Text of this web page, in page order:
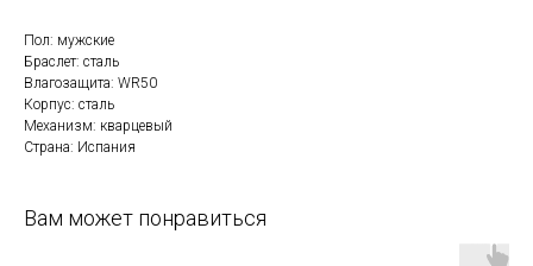
Пол: мужские
Браслет: сталь
Влагозащита: WR50
Корпус: сталь
Механизм: кварцевый
Страна: Испания
Вам может понравиться